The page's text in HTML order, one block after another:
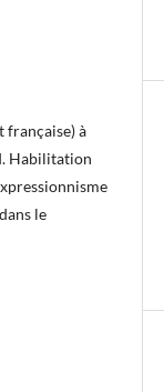
française) à
Habilitation
le